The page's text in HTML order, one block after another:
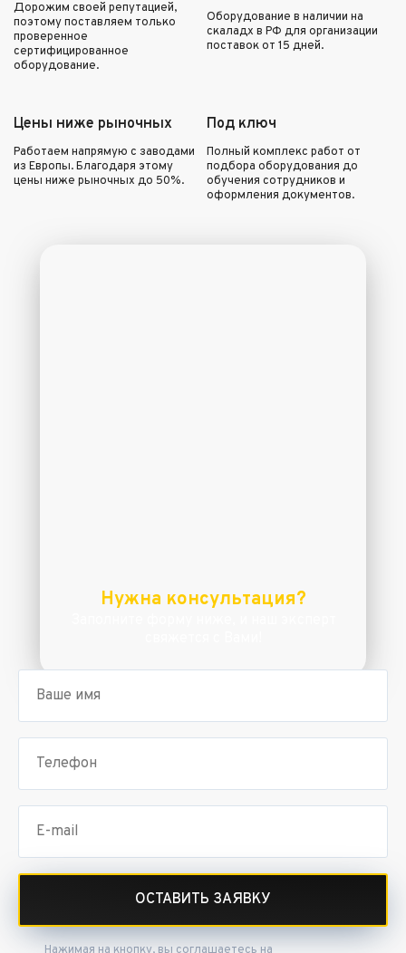
Дорожим своей репутацией,
поэтому поставляем только
проверенное
сертифицированное
оборудование.
Оборудование в наличии на
скаладх в РФ для организации
поставок от 15 дней.
Цены ниже рыночных
Работаем напрямую с заводами
из Европы. Благодаря этому
цены ниже рыночных до 50%.
Под ключ
Полный комплекс работ от
подбора оборудования до
обучения сотрудников и
оформления документов.
Нужна консультация?
ОСТАВИТЬ ЗАЯВКУ
Нажимая на кнопку, вы соглашаетесь на